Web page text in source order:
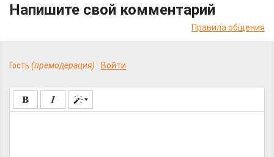
Напишите свой комментарий
Правила общения
Гость (премодерация) Войти